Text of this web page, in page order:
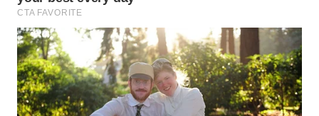
TAPANULI
SELATAN
WN
TANJUNG
LESUNG